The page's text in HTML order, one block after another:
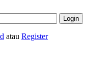
atau Register